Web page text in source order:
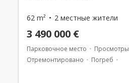
62 m² 2 местные жители
3 490 000 €
Парковочное место
Просмотры
Отремонтировано
Погреб